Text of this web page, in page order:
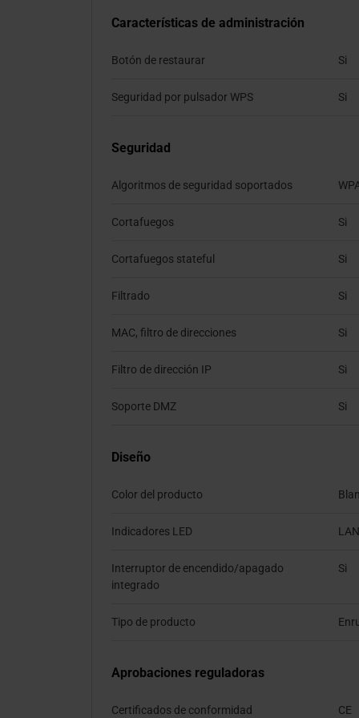
Características de administración
Botón de restaurar Si
Seguridad por pulsador WPS Si
Seguridad
Algoritmos de seguridad soportados
Cortafuegos Si
Cortafuegos stateful Si
Filtrado Si
MAC, filtro de direcciones Si
Filtro de dirección IP Si
Soporte DMZ Si
Diseño
Color del producto
Indicadores LED
Interruptor de encendido/apagado
integrado
Si
Tipo de producto
Aprobaciones reguladoras
Certificados de conformidad CE